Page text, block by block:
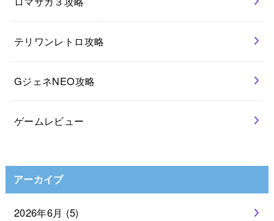
テリワンレトロ攻略
GジェネNEO攻略
ゲームレビュー
アーカイブ
2026年6月 (5)